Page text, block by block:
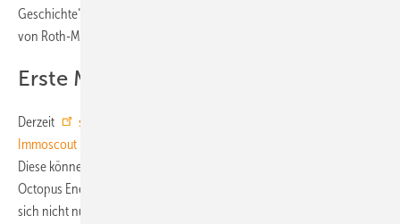
Geschichte“, erklärt Enrico Roth, geschäftsführender Gesellschafter
von Roth-Massivhaus.
Erste Mieter:innen gesucht
Derzeit
sucht Octopus Energy zusammen mit der Plattform
Immoscout 24 interessierte Mieter:innen
Diese können sich über das Inserat auf der Immobilienplattform bei
Octopus Energy melden. Die ersten offiziellen Mieter:innen dürfen
sich nicht nur über eine Energierechnung von null Euro freuen. Sie